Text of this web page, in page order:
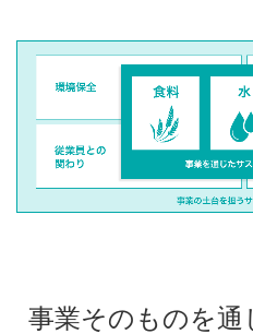
事業そのものを通